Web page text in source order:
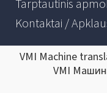
Tarptautinis
Kontaktai /
VMI Machine
VMI